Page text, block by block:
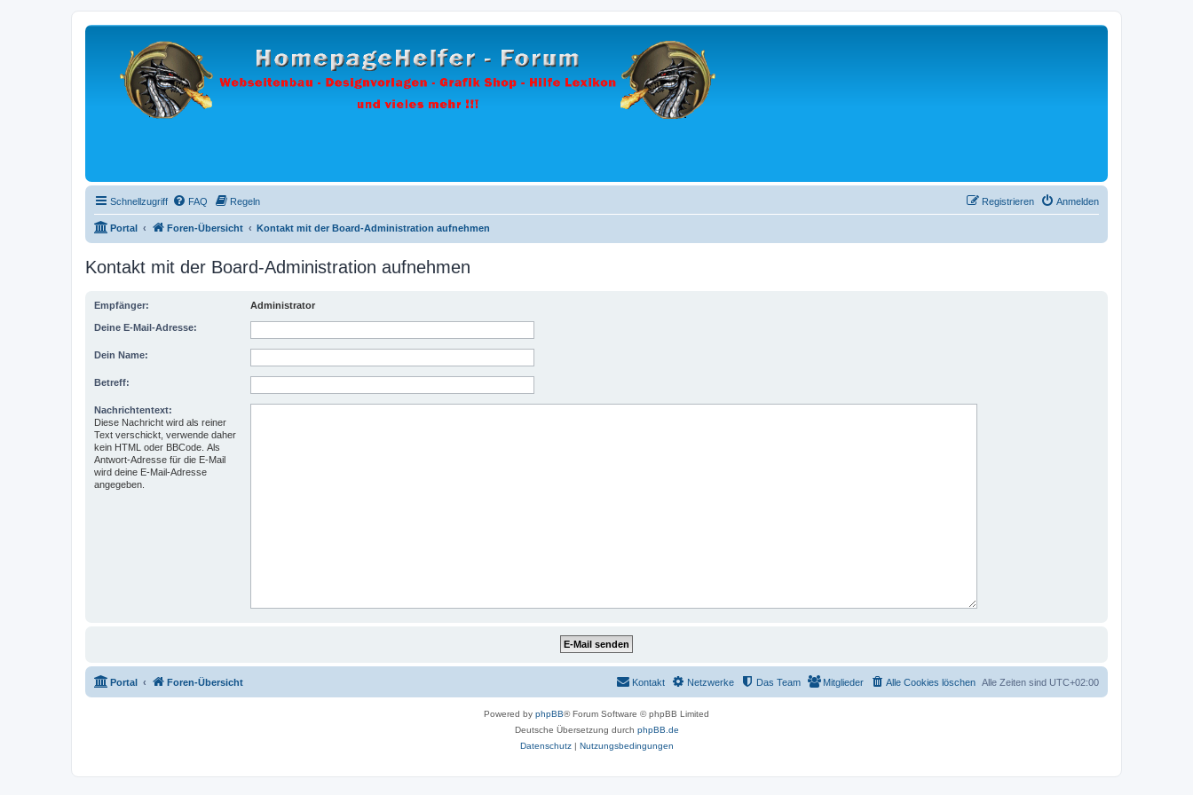
Schnellzugriff FAQ Regeln Anmelden
Registrieren
Portal Foren-Übersicht Kontakt mit der Board-Administration aufnehmen
Kontakt mit der Board-Administration aufnehmen
Empfänger: Administrator
Deine E-Mail-Adresse:
Dein Name:
Betreff:
Nachrichtentext:
Diese Nachricht wird als reiner
Text verschickt, verwende daher
kein HTML oder BBCode. Als
Antwort-Adresse für die E-Mail
wird deine E-Mail-Adresse
angegeben.
Portal Foren-Übersicht Alle Zeiten sind UTC+02:00
Alle Cookies löschen
Mitglieder
Das Team
Netzwerke
Kontakt
Powered by phpBB® Forum Software © phpBB Limited
Deutsche Übersetzung durch phpBB.de
Datenschutz| Nutzungsbedingungen